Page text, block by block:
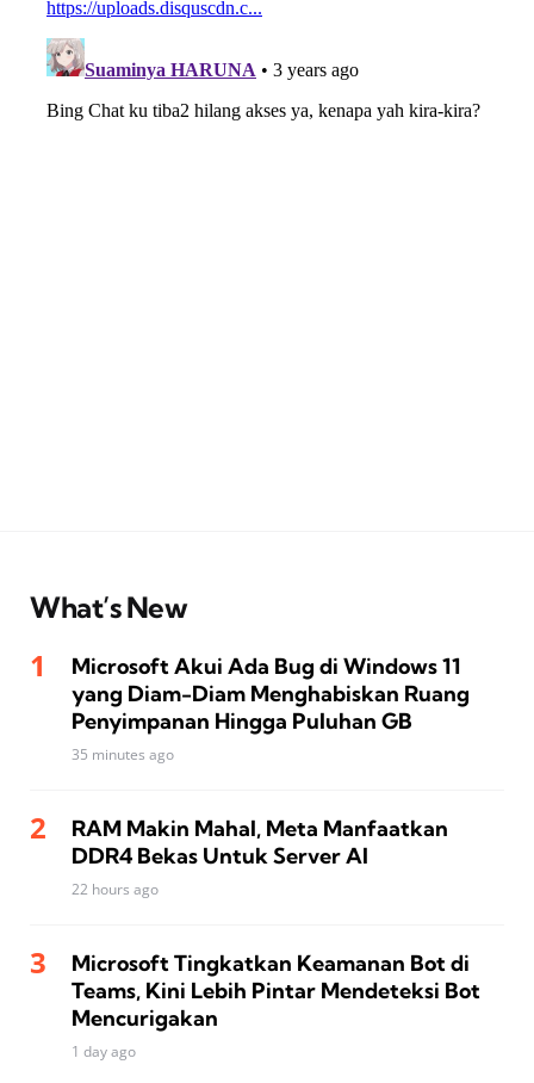
What’s New
Microsoft Akui Ada Bug di Windows 11
yang Diam-Diam Menghabiskan Ruang
Penyimpanan Hingga Puluhan GB
35 minutes ago
RAM Makin Mahal, Meta Manfaatkan
DDR4 Bekas Untuk Server AI
22 hours ago
Microsoft Tingkatkan Keamanan Bot di
Teams, Kini Lebih Pintar Mendeteksi Bot
Mencurigakan
1 day ago